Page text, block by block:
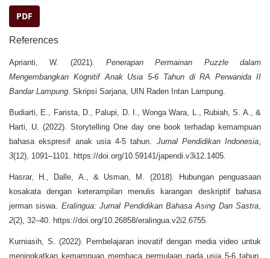
PDF
References
Aprianti, W. (2021). Penerapan Permainan Puzzle dalam
Mengembangkan Kognitif Anak Usia 5-6 Tahun di RA Perwanida II
Bandar Lampung. Skripsi Sarjana, UIN Raden Intan Lampung.
Budiarti, E., Farista, D., Palupi, D. I., Wonga Wara, L., Rubiah, S. A., &
Harti, U. (2022). Storytelling One day one book terhadap kemampuan
bahasa ekspresif anak usia 4-5 tahun. Jurnal Pendidikan Indonesia,
3(12), 1091–1101. https://doi.org/10.59141/japendi.v3i12.1405.
Hasrar, H., Dalle, A., & Usman, M. (2018). Hubungan penguasaan
kosakata dengan keterampilan menulis karangan deskriptif bahasa
jerman siswa. Eralingua: Jurnal Pendidikan Bahasa Asing Dan Sastra,
2(2), 32–40. https://doi.org/10.26858/eralingua.v2i2.6755.
Kurniasih, S. (2022). Pembelajaran inovatif dengan media video untuk
meningkatkan kemampuan membaca permulaan pada usia 5-6 tahun.